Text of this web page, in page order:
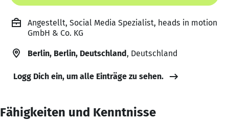
Angestellt, Social Media Spezialist, heads in motion
GmbH & Co. KG
Berlin, Berlin, Deutschland, Deutschland
Logg Dich ein, um alle Einträge zu sehen.
Fähigkeiten und Kenntnisse